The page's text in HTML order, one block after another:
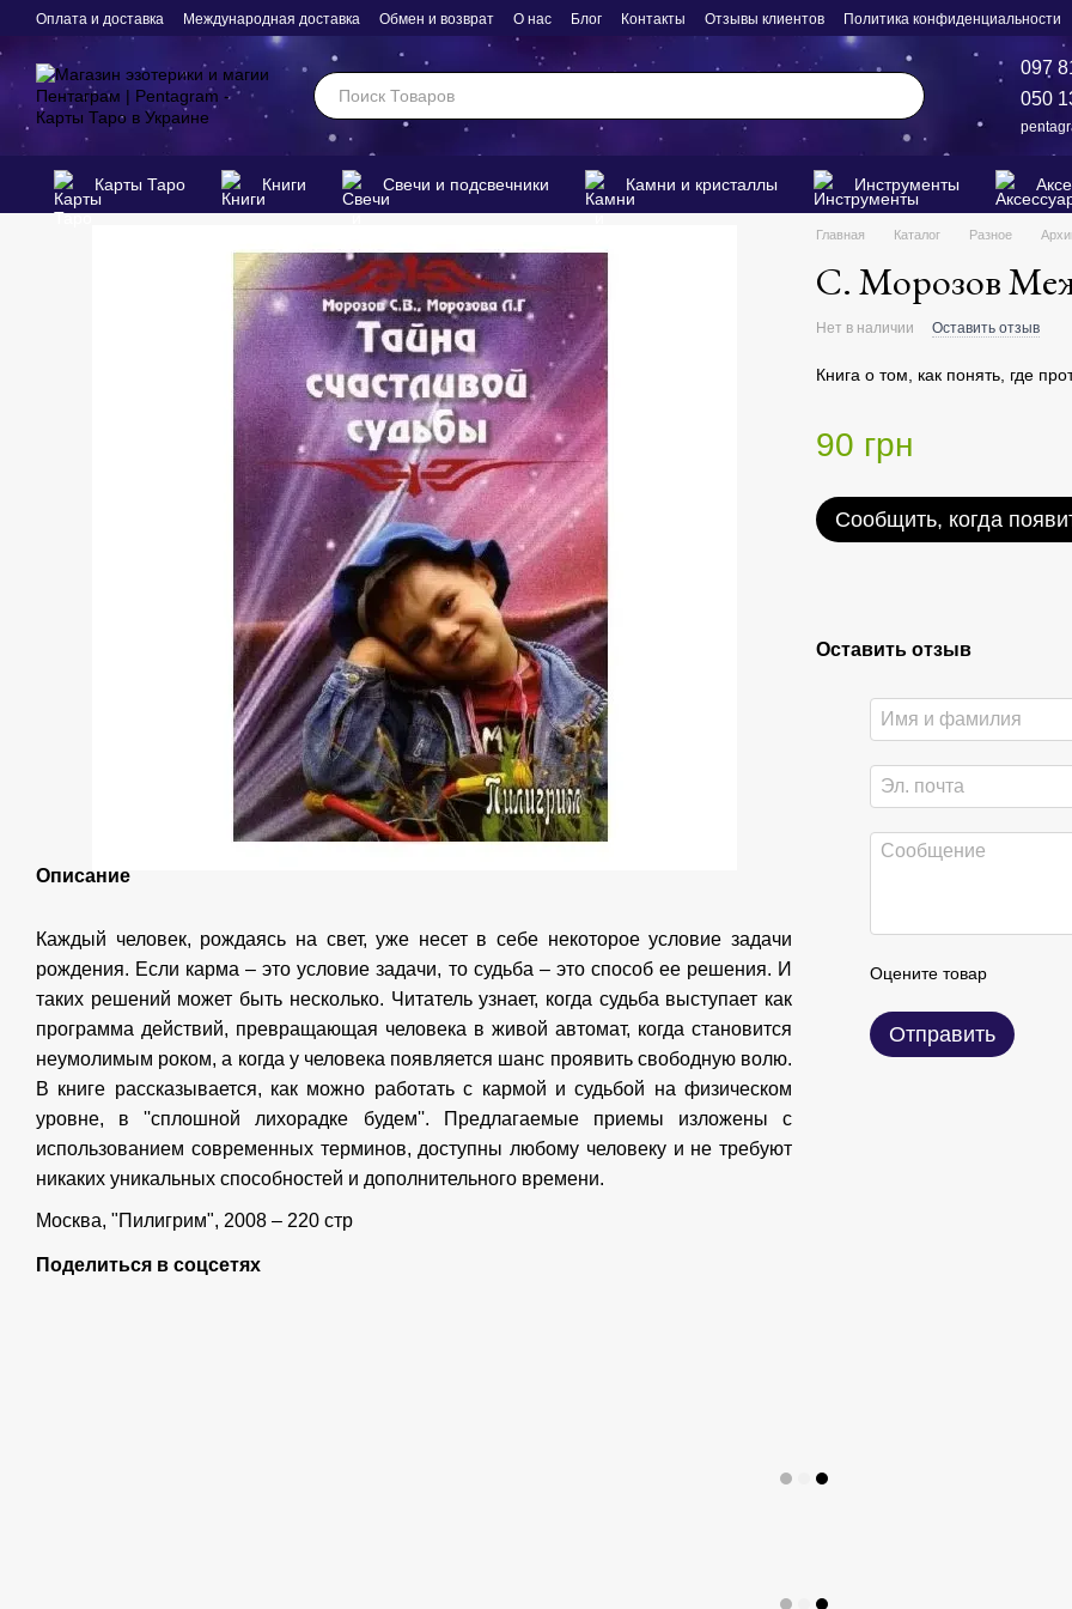
Перейти к основному контенту
Оплата и доставка Международная доставка Обмен и возврат О нас Блог Контакты Отзывы клиентов Политика конфиденциальности
097
050
Карты Таро Книги Свечи и подсвечники Камни и кристаллы Инструменты
Описание
Каждый человек, рождаясь на свет, уже несет в себе некоторое условие задачи
рождения. Если карма – это условие задачи, то судьба – это способ ее решения. И
таких решений может быть несколько. Читатель узнает, когда судьба выступает как
программа действий, превращающая человека в живой автомат, когда становится
неумолимым роком, а когда у человека появляется шанс проявить свободную волю.
В книге рассказывается, как можно работать с кармой и судьбой на физическом
уровне, в ''сплошной лихорадке будем''. Предлагаемые приемы изложены с
использованием современных терминов, доступны любому человеку и не требуют
никаких уникальных способностей и дополнительного времени.
Москва, "Пилигрим", 2008 – 220 стр
Поделиться в соцсетях
Главная Каталог Разное
С. Морозов
Нет в наличии Оставить отзыв
Книга о том, как понять, где
90 грн
Сообщить, когда
Оставить отзыв
Оцените товар
Отправить